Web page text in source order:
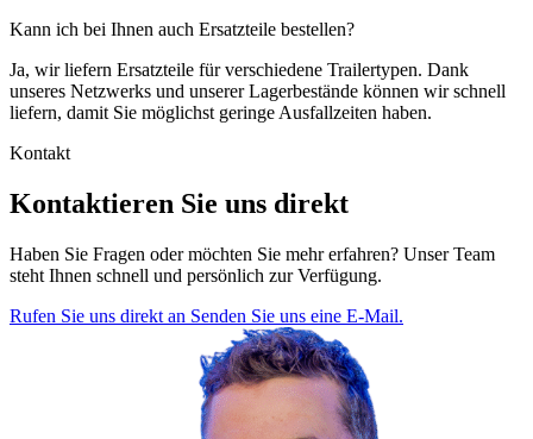
Kann ich bei Ihnen auch Ersatzteile bestellen?
Ja, wir liefern Ersatzteile für verschiedene Trailertypen. Dank
unseres Netzwerks und unserer Lagerbestände können wir schnell
liefern, damit Sie möglichst geringe Ausfallzeiten haben.
Kontakt
Kontaktieren Sie uns direkt
Haben Sie Fragen oder möchten Sie mehr erfahren? Unser Team
steht Ihnen schnell und persönlich zur Verfügung.
Rufen Sie uns direkt an Senden Sie uns eine E-Mail.